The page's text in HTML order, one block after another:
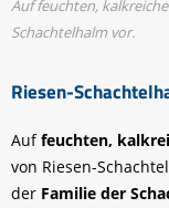
Riesen-
Auf feuchten,
Schachtelhalm vor.
Auffeuchten,
von Riesen-
der Familie der